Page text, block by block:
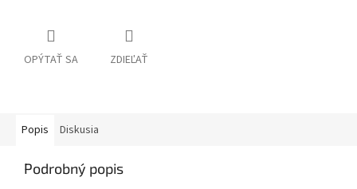
OPÝTAŤ SA ZDIEĽAŤ
Popis Diskusia
Podrobný popis